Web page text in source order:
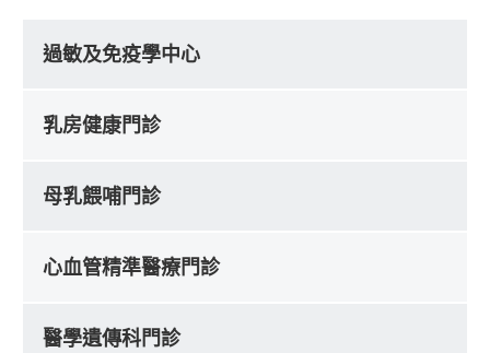
過敏及免疫學中心
乳房健康門診
母乳餵哺門診
心血管精準醫療門診
醫學遺傳科門診